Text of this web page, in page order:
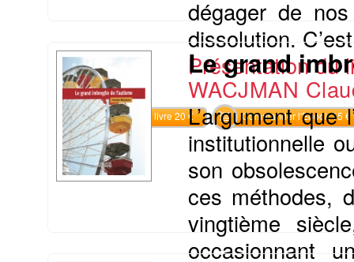
dégager de
dissolution.
Présentation du
Commander le livre 20 € Commander l'Ebook 15 €
Le grand
WACJMAN
L’argument
institutionnelle
son
ces méthodes,
vingtième
occasionnant